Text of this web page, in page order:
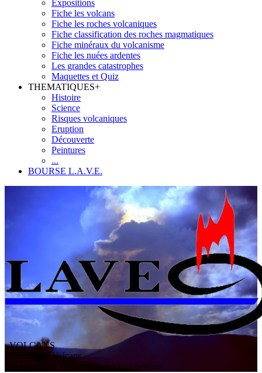
Expositions
Fiche les volcans
Fiche les roches volcaniques
Fiche classification des roches magmatiques
Fiche minéraux du volcanisme
Fiche les nuées ardentes
Les grandes catastrophes
Maquettes et Quiz
THEMATIQUES+
Histoire
Science
Risques volcaniques
Eruption
Découverte
Peintures
...
BOURSE L.A.V.E.
VOLCANS
/ Référentiel Volcans
ssociation V olcanologiqueEuropéenne